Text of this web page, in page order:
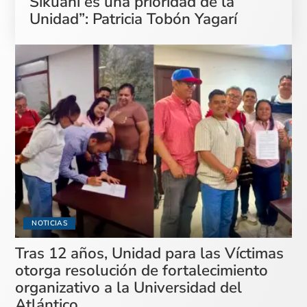
Unidad”: Patricia Tobón Yagarí
NOTICIAS
Tras 12 años, Unidad para las Víctimas
otorga resolución de fortalecimiento
organizativo a la Universidad del